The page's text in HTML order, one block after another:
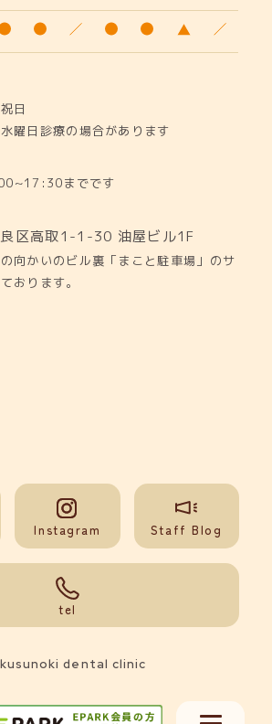
日
曜日診療の場合があります
までです
区高取1-1-30 油屋ビル1F
向かいのビル裏「まこと駐車場」のサ
おります。
Instagram Staff Blog
tel
dental clinic